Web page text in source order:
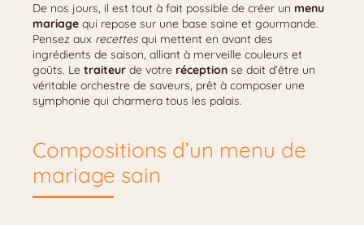
De nos jours, il est tout à fait possible de créer un menu
mariage qui repose sur une base saine et gourmande.
Pensez aux recettesqui mettent en avant des
ingrédients de saison, alliant à merveille couleurs et
goûts. Le traiteur de votre réception se doit d’être un
véritable orchestre de saveurs, prêt à composer une
symphonie qui charmera tous les palais.
Compositions d’un menu de
mariage sain